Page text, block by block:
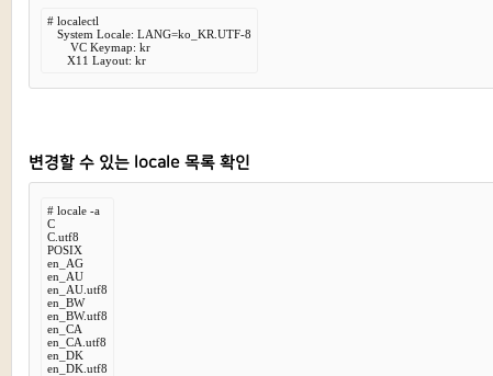
# localectl
   System Locale: LANG=ko_KR.UTF-8
       VC Keymap: kr
      X11 Layout: kr
변경할 수 있는 locale 목록 확인
# locale -a
C
C.utf8
POSIX
en_AG
en_AU
en_AU.utf8
en_BW
en_BW.utf8
en_CA
en_CA.utf8
en_DK
en_DK.utf8